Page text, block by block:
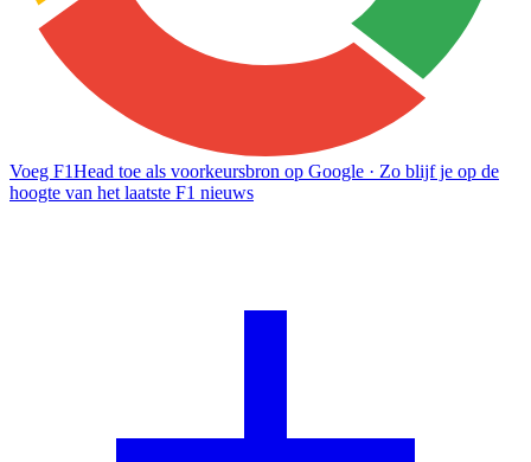
Voeg F1Head toe als voorkeursbron op Google · Zo blijf je op de
hoogte van het laatste F1 nieuws